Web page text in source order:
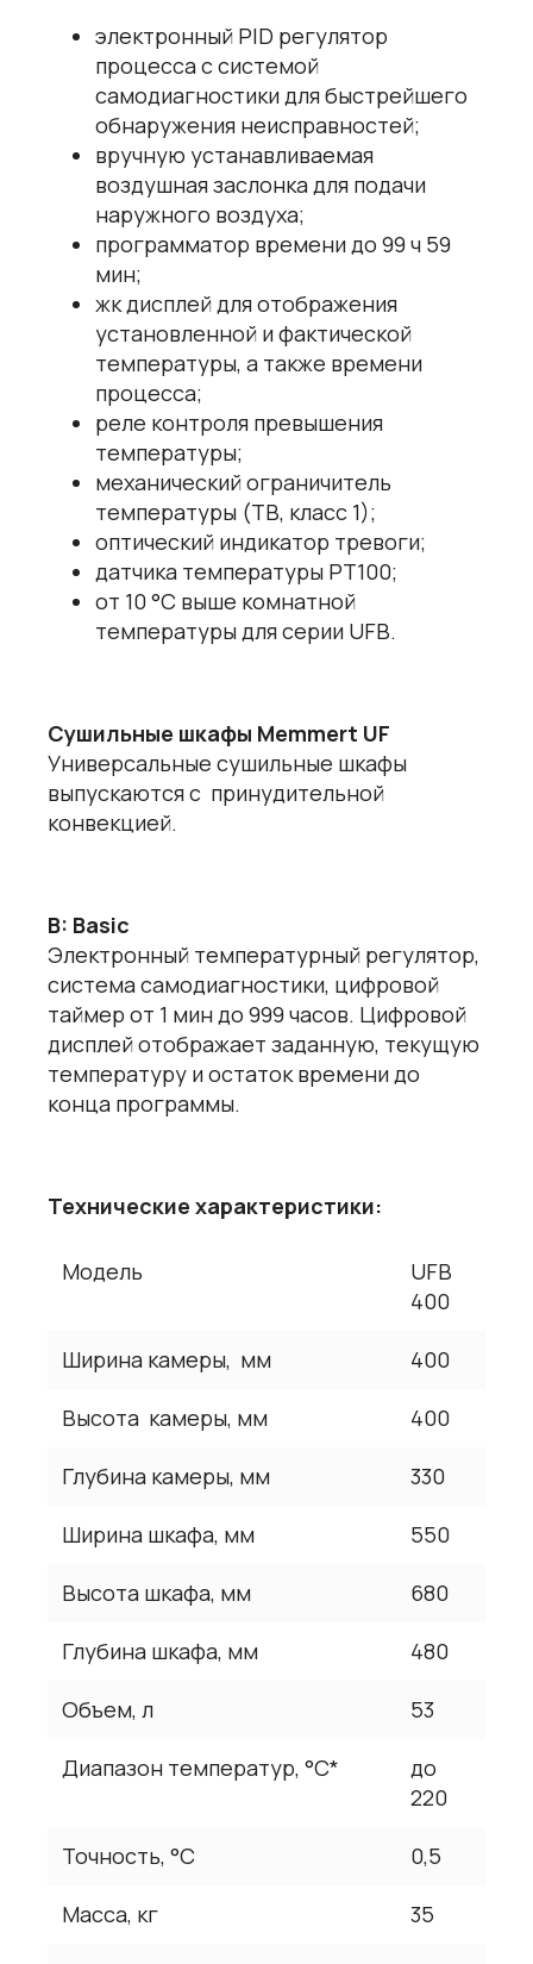
электронный PID регулятор
процесса с системой
самодиагностики для быстрейшего
обнаружения неисправностей;
вручную устанавливаемая
воздушная заслонка для подачи
наружного воздуха;
программатор времени до 99 ч 59
мин;
жк дисплей для отображения
установленной и фактической
температуры, а также времени
процесса;
реле контроля превышения
температуры;
механический ограничитель
температуры (ТВ, класс 1);
оптический индикатор тревоги;
датчика температуры РТ100;
от 10 °С выше комнатной
температуры для серии UFВ.
Сушильные шкафы Memmert UF
Универсальные сушильные шкафы
выпускаются с принудительной
конвекцией.
B: Basic
Электронный температурный регулятор,
система самодиагностики, цифровой
таймер от 1 мин до 999 часов. Цифровой
дисплей отображает заданную, текущую
температуру и остаток времени до
конца программы.
Технические характеристики:
Модель
UFB
400
Ширина камеры, мм 400
Высота камеры, мм 400
Глубина камеры, мм 330
Ширина шкафа, мм 550
Высота шкафа, мм 680
Глубина шкафа, мм 480
Объем, л 53
Диапазон температур, °С*
до
220
Точность, °С 0,5
Масса, кг 35